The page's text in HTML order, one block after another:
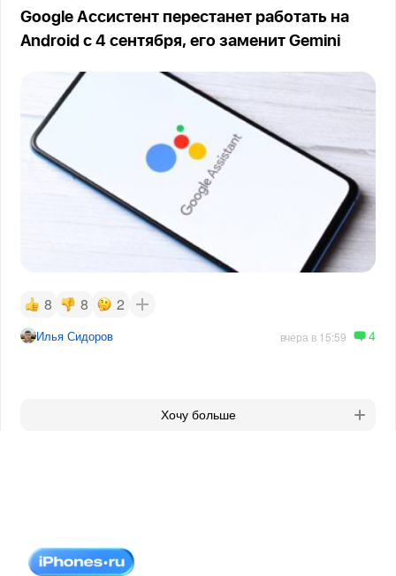
Google Ассистент перестанет работать на
Android с 4 сентября, его заменит Gemini
8 8 2
Илья Сидоров вчера в 15:59 4
Хочу больше